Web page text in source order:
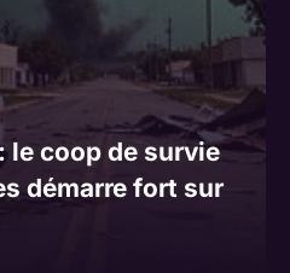
le coop de survie
démarre fort sur